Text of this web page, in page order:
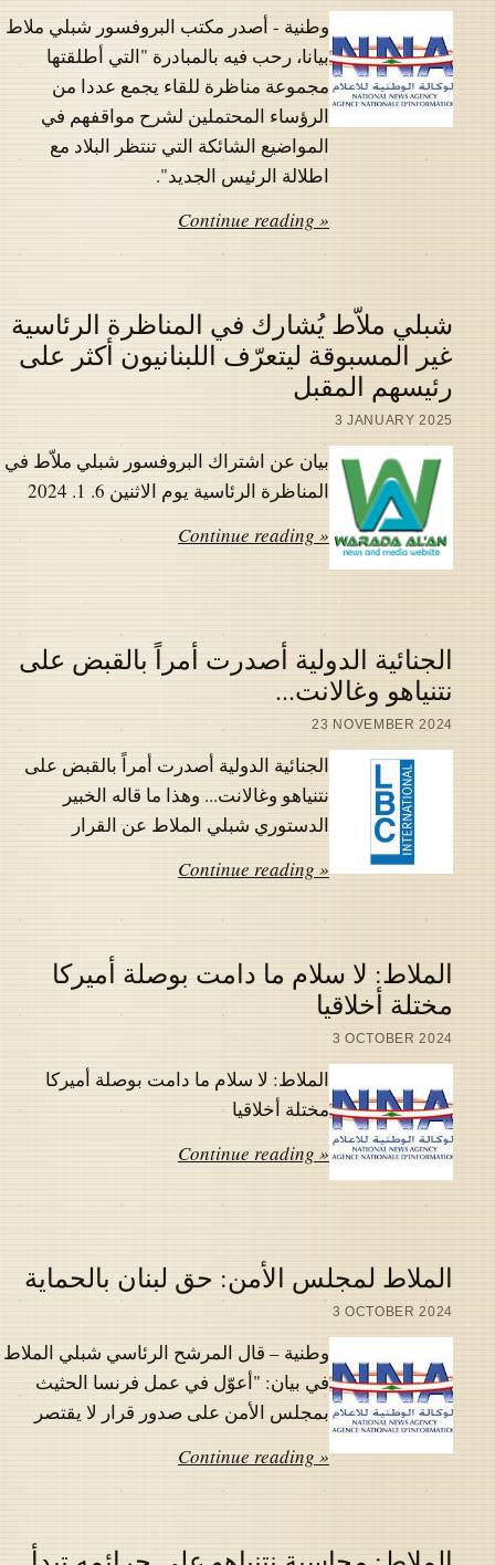
وطنية - أصدر مكتب البروفسور شبلي ملاط
بيانا، رحب فيه بالمبادرة "التي أطلقتها
مجموعة مناظرة للقاء يجمع عددا من
الرؤساء المحتملين لشرح مواقفهم في
المواضيع الشائكة التي تنتظر البلاد مع
اطلالة الرئيس الجديد".
Continue reading »
شبلي ملاّط يُشارك في المناظرة الرئاسية
غير المسبوقة ليتعرّف اللبنانيون أكثر على
رئيسهم المقبل
3 JANUARY 2025
بيان عن اشتراك البروفسور شبلي ملاّط في
المناظرة الرئاسية يوم الاثنين 6. 1. 2024
Continue reading »
الجنائية الدولية أصدرت أمراً بالقبض على
نتنياهو وغالانت...
23 NOVEMBER 2024
الجنائية الدولية أصدرت أمراً بالقبض على
نتنياهو وغالانت... وهذا ما قاله الخبير
الدستوري شبلي الملاط عن القرار
Continue reading »
الملاط: لا سلام ما دامت بوصلة أميركا
مختلة أخلاقيا
3 OCTOBER 2024
الملاط: لا سلام ما دامت بوصلة أميركا
مختلة أخلاقيا
Continue reading »
الملاط لمجلس الأمن: حق لبنان بالحماية
3 OCTOBER 2024
وطنية – قال المرشح الرئاسي شبلي الملاط
في بيان: "أعوّل في عمل فرنسا الحثيث
بمجلس الأمن على صدور قرار لا يقتصر
Continue reading »